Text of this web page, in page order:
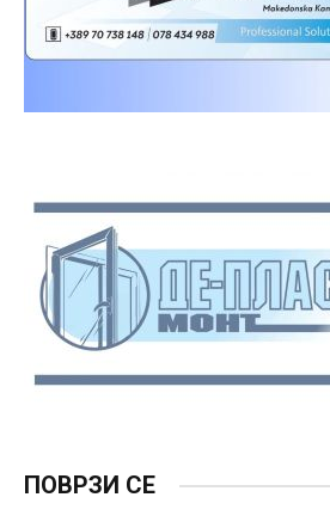
ПОВРЗИ СЕ